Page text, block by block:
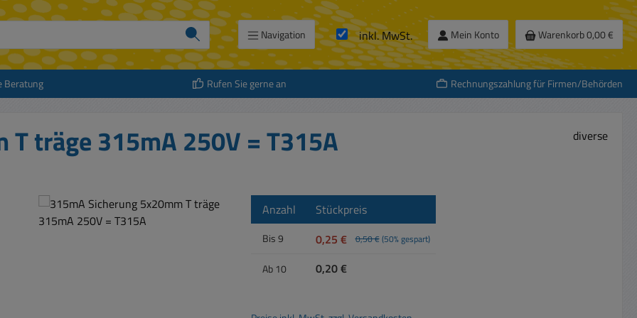
Navigation inkl. MwSt. Mein Konto Warenkorb0,00 €
Beratung Rufen Sie gerne an Rechnungszahlung für Firmen/Behörden
träge 315mA 250V = T315A diverse
Anzahl Stückpreis
Bis9 0,25 € 0,50 €(50% gespart)
Ab 10 0,20 €